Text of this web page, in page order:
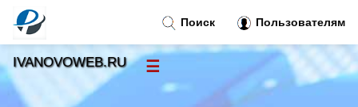
Поиск Пользователям
IVANOVOWEB.RU ☰